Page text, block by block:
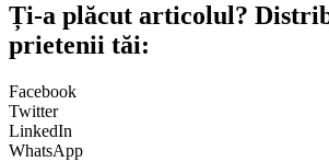
Ți-a plăcut articolul?
prietenii tăi:
Facebook
Twitter
LinkedIn
WhatsApp